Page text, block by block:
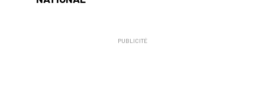
PUBLICITÉ